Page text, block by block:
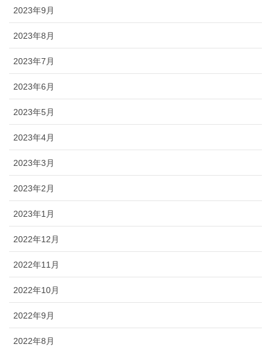
2023年9月
2023年8月
2023年7月
2023年6月
2023年5月
2023年4月
2023年3月
2023年2月
2023年1月
2022年12月
2022年11月
2022年10月
2022年9月
2022年8月